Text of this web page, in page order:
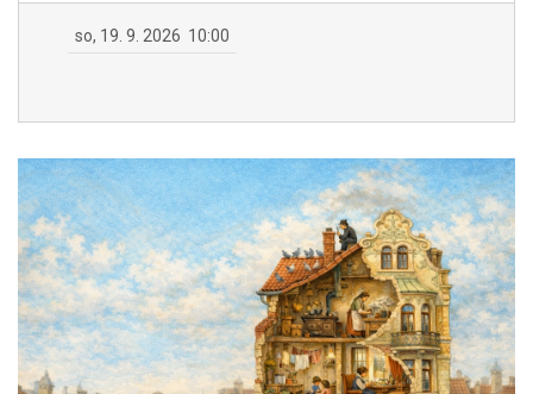
so, 19. 9. 2026 10:00